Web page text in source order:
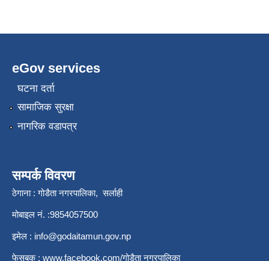
eGov services
घटना दर्ता
सामाजिक सुरक्षा
नागरिक वडापत्र
सम्पर्क विवरण
ठेगाना : गोडैता नगरपालिका, सर्लाही
मोबाइल नं. :9854057500
इमेल : info@godaitamun.gov.np
फेसबुक : www.facebook.com/गोडैता नगरपालिका